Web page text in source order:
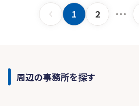
1 2
周辺の事務所を探す